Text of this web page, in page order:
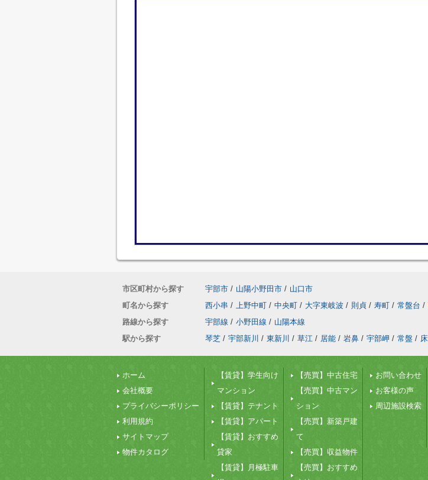
市区町村から探す 宇部市 / 山陽小野田市 / 山口市
町名から探す
西小串 / 上野中町 / 中央町 / 大字東岐波 / 則貞 / 寿町 / 常盤台 /
路線から探す
宇部線 / 小野田線 / 山陽本線
駅から探す
琴芝 / 宇部新川 / 東新川 / 草江 / 居能 / 岩鼻 / 宇部岬 / 常盤 /
ホーム
会社概要
プライバシーポリシー
利用規約
サイトマップ
物件カタログ
【賃貸】学生向け
マンション
【賃貸】テナント
【賃貸】アパート
【賃貸】おすすめ
貸家
【賃貸】月極駐車
【売買】中古住宅
【売買】中古マン
ション
【売買】新築戸建
て
【売買】収益物件
【売買】おすすめ
お問い合わせ
お客様の声
周辺施設検索